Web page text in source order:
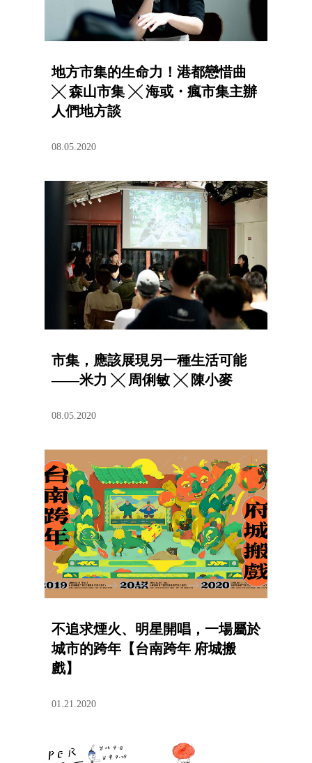
地方市集的生命力！港都戀惜曲
╳ 森山市集 ╳ 海或・瘋市集主辦
人們地方談
08.05.2020
市集，應該展現另一種生活可能
——米力 ╳ 周俐敏 ╳ 陳小麥
08.05.2020
不追求煙火、明星開唱，一場屬於
城市的跨年【台南跨年 府城搬
戲】
01.21.2020